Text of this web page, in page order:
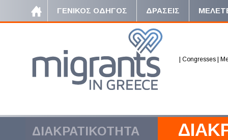
ΓΕΝΙΚΟΣ ΟΔΗΓΟΣ ΔΡΑΣΕΙΣ
Congresses
ΔΙΑΚΡΑΤΙΚΟΤΗΤΑ